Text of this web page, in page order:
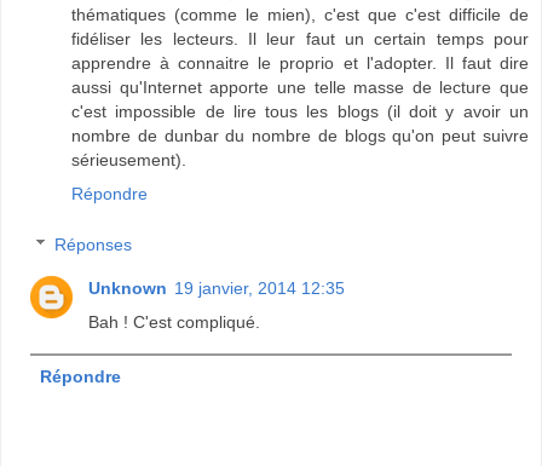
thématiques (comme le mien), c'est que c'est difficile de
fidéliser les lecteurs. Il leur faut un certain temps pour
apprendre à connaitre le proprio et l'adopter. Il faut dire
aussi qu'Internet apporte une telle masse de lecture que
c'est impossible de lire tous les blogs (il doit y avoir un
nombre de dunbar du nombre de blogs qu'on peut suivre
sérieusement).
Répondre
Réponses
Unknown 19 janvier, 2014 12:35
Bah ! C'est compliqué.
Répondre